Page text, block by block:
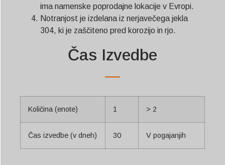
ima namenske poprodajne lokacije v Evropi.
Notranjost je izdelana iz nerjavečega jekla
304, ki je zaščiteno pred korozijo in rjo.
Čas Izvedbe
Količina (enote) 1 > 2
Čas izvedbe (v dneh) 30 V pogajanjih